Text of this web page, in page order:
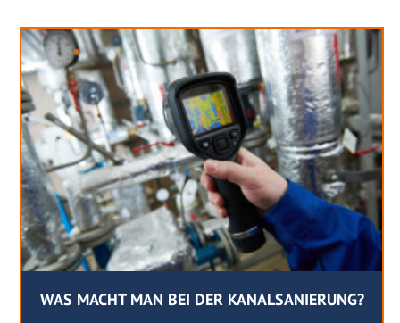
WAS MACHT MAN BEI DER KANALSANIERUNG?